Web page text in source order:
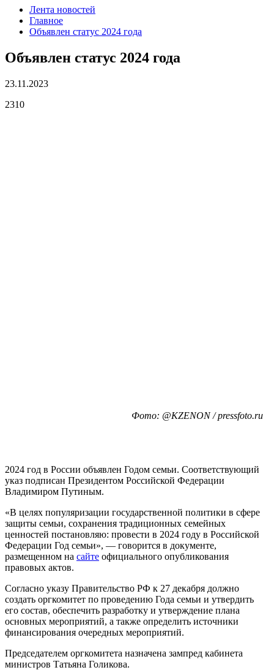
Лента новостей
Главное
Объявлен статус 2024 года
Объявлен статус 2024 года
23.11.2023
2310
Фото: @KZENON / pressfoto.ru
2024 год в России объявлен Годом семьи. Соответствующий
указ подписан Президентом Российской Федерации
Владимиром Путиным.
«В целях популяризации государственной политики в сфере
защиты семьи, сохранения традиционных семейных
ценностей постановляю: провести в 2024 году в Российской
Федерации Год семьи», — говорится в документе,
размещенном на сайте официального опубликования
правовых актов.
Согласно указу Правительство РФ к 27 декабря должно
создать оргкомитет по проведению Года семьи и утвердить
его состав, обеспечить разработку и утверждение плана
основных мероприятий, а также определить источники
финансирования очередных мероприятий.
Председателем оргкомитета назначена зампред кабинета
министров Татьяна Голикова.